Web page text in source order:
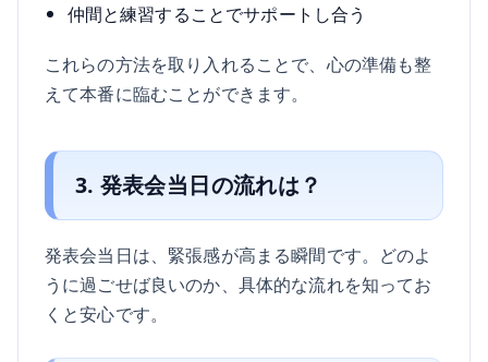
仲間と練習することでサポートし合う
これらの方法を取り入れることで、心の準備も整
えて本番に臨むことができます。
3. 発表会当日の流れは？
発表会当日は、緊張感が高まる瞬間です。どのよ
うに過ごせば良いのか、具体的な流れを知ってお
くと安心です。